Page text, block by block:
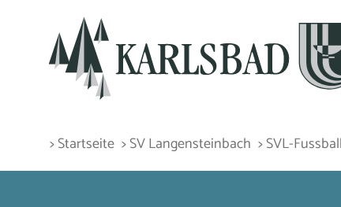
> Startseite > SV Langensteinbach > SVL-Fussball